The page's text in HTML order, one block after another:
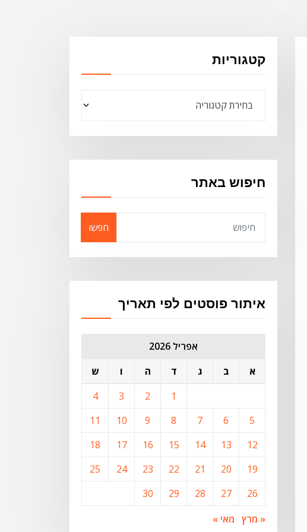
קטגוריות
חיפוש באתר
חפשו
איתור פוסטים לפי תאריך
אפריל 2026
א
ב ג ד ה ו
ש
1
2
3
4
5
6
7
8
9
10
11
12
13
14
15
16
17
18
19
20
21
22
23
24
25
26
27
28
29
30
« מרץ מאי »